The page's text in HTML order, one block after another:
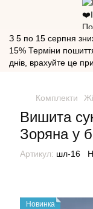
З 5 по 15 серпня
15% Терміни
днів, врахуйте це
Комплекти
Вишита
Зоряна у
Артикул: шл-16
Новинка